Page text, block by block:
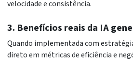
velocidade e consistência.
3. Benefícios reais da IA
Quando implementada com
direto em métricas de eficiência e